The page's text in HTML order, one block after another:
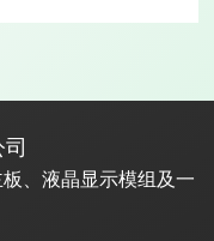
、液晶显示模组及一